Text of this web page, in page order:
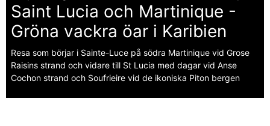
Saint Lucia och Martinique -
Gröna vackra öar i Karibien
Resa som börjar i Sainte-Luce på södra Martinique vid Grose
Raisins strand och vidare till St Lucia med dagar vid Anse
Cochon strand och Soufrieire vid de ikoniska Piton bergen